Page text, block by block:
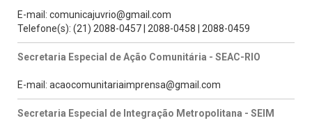
E-mail: comunicajuvrio@gmail.com
Telefone(s): (21) 2088-0457 | 2088-0458 | 2088-0459
Secretaria Especial de Ação Comunitária - SEAC-RIO
E-mail: acaocomunitariaimprensa@gmail.com
Secretaria Especial de Integração Metropolitana - SEIM